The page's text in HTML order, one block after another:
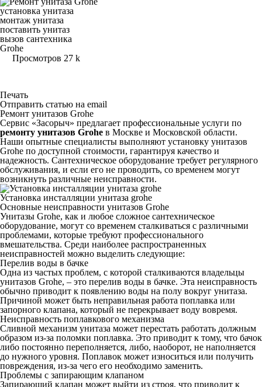
установка унитаза
монтаж унитаза
поставить унитаз
вызов сантехника
Grohe
Просмотров 27 k
Печать
Отправить статью на email
Ремонт унитазов Grohe
Сервис «Засорыч» предлагает профессиональные услуги по
ремонту унитазов Grohe в Москве и Московской области.
Наши опытные специалисты выполняют установку унитазов
Grohe по доступной стоимости, гарантируя качество и
надежность. Сантехническое оборудование требует регулярного
обслуживания, и если его не проводить, со временем могут
возникнуть различные неисправности.
Установка инсталляции унитаза grohe
Основные неисправности унитазов Grohe
Унитазы Grohe, как и любое сложное сантехническое
оборудование, могут со временем сталкиваться с различными
проблемами, которые требуют профессионального
вмешательства. Среди наиболее распространенных
неисправностей можно выделить следующие:
Перелив воды в бачке
Одна из частых проблем, с которой сталкиваются владельцы
унитазов Grohe, – это перелив воды в бачке. Эта неисправность
обычно приводит к появлению воды на полу вокруг унитаза.
Причиной может быть неправильная работа поплавка или
запорного клапана, который не перекрывает воду вовремя.
Неисправность поплавкового механизма
Сливной механизм унитаза может перестать работать должным
образом из-за поломки поплавка. Это приводит к тому, что бачок
либо постоянно переполняется, либо, наоборот, не наполняется
до нужного уровня. Поплавок может износиться или получить
повреждения, из-за чего его необходимо заменить.
Проблемы с запирающим клапаном
Запирающий клапан может выйти из строя, что приводит к